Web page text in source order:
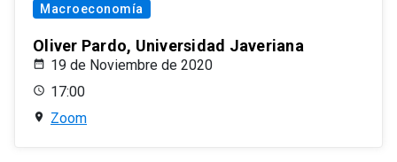
Macroeconomía
Oliver Pardo, Universidad Javeriana
19 de Noviembre de 2020
17:00
Zoom